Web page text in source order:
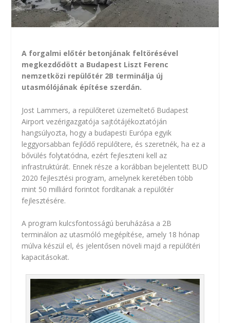
A forgalmi előtér betonjának feltörésével
megkezdődött a Budapest Liszt Ferenc
nemzetközi repülőtér 2B terminálja új
utasmólójának építése szerdán.
Jost Lammers, a repülőteret üzemeltető Budapest
Airport vezérigazgatója sajtótájékoztatóján
hangsúlyozta, hogy a budapesti Európa egyik
leggyorsabban fejlődő repülőtere, és szeretnék, ha ez a
bővülés folytatódna, ezért fejleszteni kell az
infrastruktúrát. Ennek része a korábban bejelentett BUD
2020 fejlesztési program, amelynek keretében több
mint 50 milliárd forintot fordítanak a repülőtér
fejlesztésére.
A program kulcsfontosságú beruházása a 2B
terminálon az utasmóló megépítése, amely 18 hónap
múlva készül el, és jelentősen növeli majd a repülőtéri
kapacitásokat.